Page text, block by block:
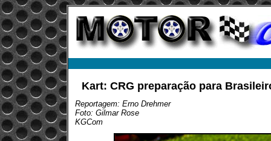
Kart: CRG preparação para
Reportagem: Erno Drehmer
Foto: Gilmar Rose
KGCom